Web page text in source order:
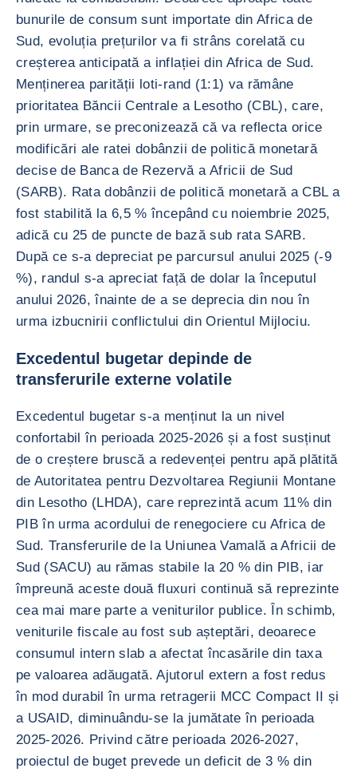
bunurile de consum sunt importate din Africa de
Sud, evoluția prețurilor va fi strâns corelată cu
creșterea anticipată a inflației din Africa de Sud.
Menținerea parității loti-rand (1:1) va rămâne
prioritatea Băncii Centrale a Lesotho (CBL), care,
prin urmare, se preconizează că va reflecta orice
modificări ale ratei dobânzii de politică monetară
decise de Banca de Rezervă a Africii de Sud
(SARB). Rata dobânzii de politică monetară a CBL a
fost stabilită la 6,5 % începând cu noiembrie 2025,
adică cu 25 de puncte de bază sub rata SARB.
După ce s-a depreciat pe parcursul anului 2025 (-9
%), randul s-a apreciat față de dolar la începutul
anului 2026, înainte de a se deprecia din nou în
urma izbucnirii conflictului din Orientul Mijlociu.
Excedentul bugetar depinde de
transferurile externe volatile
Excedentul bugetar s-a menținut la un nivel
confortabil în perioada 2025-2026 și a fost susținut
de o creștere bruscă a redevenței pentru apă plătită
de Autoritatea pentru Dezvoltarea Regiunii Montane
din Lesotho (LHDA), care reprezintă acum 11% din
PIB în urma acordului de renegociere cu Africa de
Sud. Transferurile de la Uniunea Vamală a Africii de
Sud (SACU) au rămas stabile la 20 % din PIB, iar
împreună aceste două fluxuri continuă să reprezinte
cea mai mare parte a veniturilor publice. În schimb,
veniturile fiscale au fost sub așteptări, deoarece
consumul intern slab a afectat încasările din taxa
pe valoarea adăugată. Ajutorul extern a fost redus
în mod durabil în urma retragerii MCC Compact II și
a USAID, diminuându-se la jumătate în perioada
2025-2026. Privind către perioada 2026-2027,
proiectul de buget prevede un deficit de 3 % din